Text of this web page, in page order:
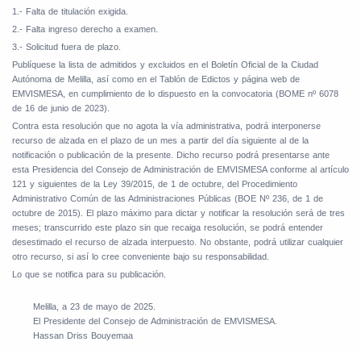
1.- Falta de titulación exigida.
2.- Falta ingreso derecho a examen.
3.- Solicitud fuera de plazo
Publíquese la lista de admitidos y excluidos en el Boletín Oficial de la Ciudad
Autónoma de Melilla, así como en el Tablón de Edictos y página web de
EMVISMESA, en cumplimiento de lo dispuesto en la convocatoria (BOME nº 6078
de 16 de junio de 2023).
Contra esta resolución que no agota la vía administrativa, podrá interponerse
recurso de alzada en el plazo de un mes a partir del día siguiente al de la
notificación o publicación de la presente. Dicho recurso podrá presentarse ante
esta Presidencia del Consejo de Administración de EMVISMESA conforme al artículo
121 y siguientes de la Ley 39/2015, de 1 de octubre, del Procedimiento
Administrativo Común de las Administraciones Públicas (BOE Nº 236, de 1 de
octubre de 2015). El plazo máximo para dictar y notificar la resolución será de tres
meses; transcurrido este plazo sin que recaiga resolución, se podrá entender
desestimado el recurso de alzada interpuesto. No obstante, podrá utilizar cualquier
otro recurso, si así lo cree conveniente bajo su responsabilidad.
Lo que se notifica para su publicación.
Melilla, a 23 de mayo de 2025.
El Presidente del Consejo de Administración de EMVISMESA.
Hassan Driss Bouyemaa